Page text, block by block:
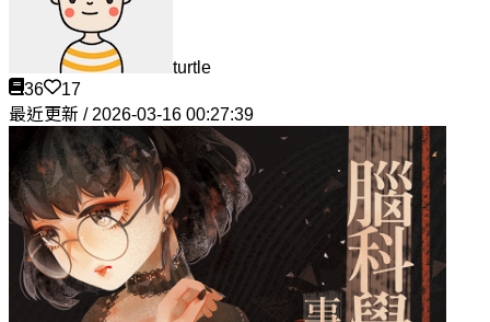
turtle
36
17
最近更新 / 2026-03-16 00:27:39